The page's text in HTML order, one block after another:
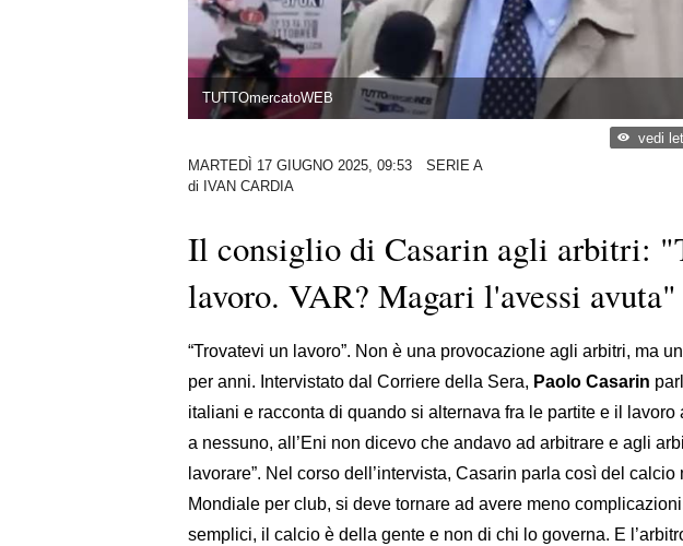
TUTTOmercatoWEB
vedi
MARTEDÌ 17 GIUGNO 2025, 09:53
SERIE A
di IVAN CARDIA
Il consiglio di Casarin agli arbitri:
lavoro. VAR? Magari l'avessi avuta"
“Trovatevi un lavoro”. Non è una provocazione agli arbitri, ma
per anni. Intervistato dal Corriere della Sera, Paolo Casarin
italiani e racconta di quando si alternava fra le partite e il lavoro
a nessuno, all’Eni non dicevo che andavo ad arbitrare e agli
lavorare”. Nel corso dell’intervista, Casarin parla così del calcio
Mondiale per club, si deve tornare ad avere meno
semplici, il calcio è della gente e non di chi lo governa. E